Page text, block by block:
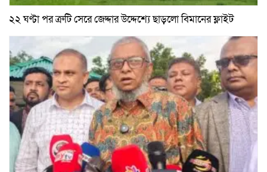
২২ ঘণ্টা পর ত্রুটি সেরে জেদ্দার উদ্দেশ্যে ছাড়লো বিমানের ফ্লাইট